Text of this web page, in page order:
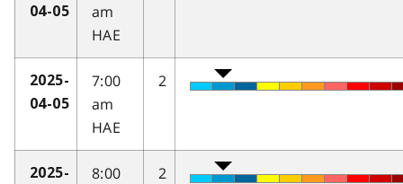
04-05
am
HAE
2025-
04-05
7:00
am
HAE
2
2025-
8:00
2